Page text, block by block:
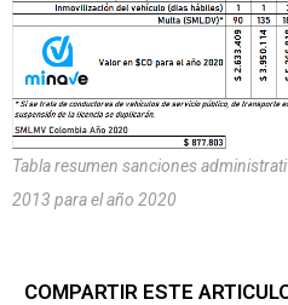
Tabla resumen sanciones
2013 para el año 2020
COMPARTIR ESTE